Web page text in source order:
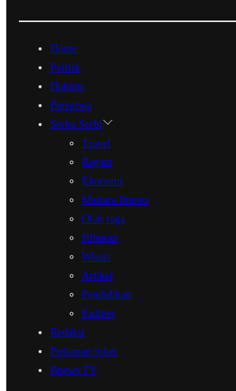
Home
Politik
Hukum
Peristiwa
Serba Serbi
Travel
Ragam
Ekonomi
Mutiara Bnews
Olah raga
Hiburan
Wisata
Artikel
Pendidikan
Kuliner
Redaksi
Pedoman Siber
Bnews TV